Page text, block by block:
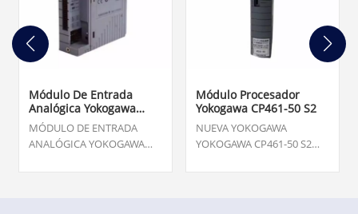
Módulo De Entrada
Analógica Yokogawa
AAI143-S00 S1
MÓDULO DE ENTRADA
ANALÓGICA YOKOGAWA
CAJA; Cantidad. 5,Nuestro
Módulo Procesador
Yokogawa CP461-50 S2
NUEVA YOKOGAWA
YOKOGAWA CP461-50 S2
NUEVO EN BUEN ESTADO.